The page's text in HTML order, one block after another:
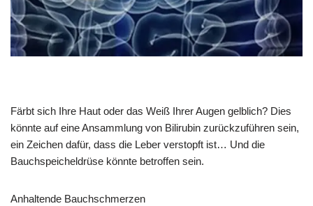
Färbt sich Ihre Haut oder das Weiß Ihrer Augen gelblich? Dies
könnte auf eine Ansammlung von Bilirubin zurückzuführen sein,
ein Zeichen dafür, dass die Leber verstopft ist… Und die
Bauchspeicheldrüse könnte betroffen sein.
Anhaltende Bauchschmerzen